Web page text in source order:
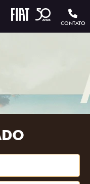
CONTATO